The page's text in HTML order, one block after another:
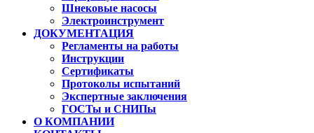
Шнековые насосы
Электроинструмент
ДОКУМЕНТАЦИЯ
Регламенты на работы
Инструкции
Сертификаты
Протоколы испытаний
Экспертные заключения
ГОСТы и СНИПы
О КОМПАНИИ